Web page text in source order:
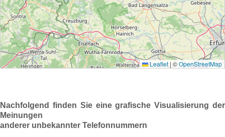
Nachfolgend finden Sie eine grafische Visualisierung der
Meinungen
anderer unbekannter Telefonnummern